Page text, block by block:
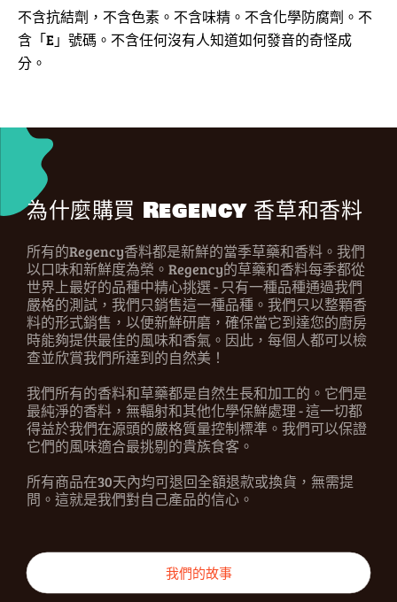
不含抗結劑，不含色素。不含味精。不含化學防腐劑。不
含「E」號碼。不含任何沒有人知道如何發音的奇怪成
分。
為什麼購買 Regency 香草和香料
所有的Regency香料都是新鮮的當季草藥和香料。我們
以口味和新鮮度為榮。Regency的草藥和香料每季都從
世界上最好的品種中精心挑選 - 只有一種品種通過我們
嚴格的測試，我們只銷售這一種品種。我們只以整顆香
料的形式銷售，以便新鮮研磨，確保當它到達您的廚房
時能夠提供最佳的風味和香氣。因此，每個人都可以檢
查並欣賞我們所達到的自然美！
我們所有的香料和草藥都是自然生長和加工的。它們是
最純淨的香料，無輻射和其他化學保鮮處理 - 這一切都
得益於我們在源頭的嚴格質量控制標準。我們可以保證
它們的風味適合最挑剔的貴族食客。
所有商品在30天內均可退回全額退款或換貨，無需提
問。這就是我們對自己產品的信心。
我們的故事